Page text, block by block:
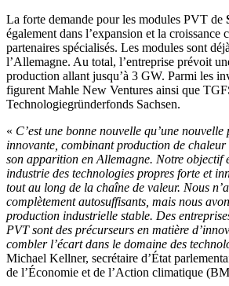
La forte demande pour les modules PVT de
également dans l’expansion et la croissance
partenaires spécialisés. Les modules sont
l’Allemagne. Au total, l’entreprise prévoit
production allant jusqu’à 3 GW. Parmi les
figurent Mahle New Ventures ainsi que
Technologiegründerfonds Sachsen.
« C’est une bonne nouvelle qu’une
innovante, combinant production de chaleur
son apparition en Allemagne. Notre objectif
industrie des technologies propres forte et
tout au long de la chaîne de valeur. Nous
complètement autosuffisants, mais nous
production industrielle stable. Des
PVT sont des précurseurs en matière
combler l’écart dans le domaine des
Michael Kellner, secrétaire d’État
de l’Économie et de l’Action climatique